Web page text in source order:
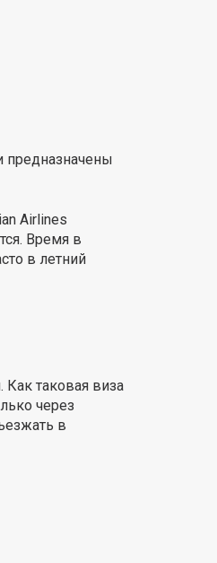
предназначены
Airlines
Время в
в летний
Как таковая виза
через
в